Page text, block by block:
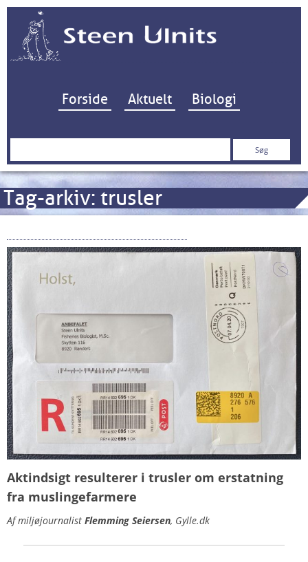
Hop til indhold
Forside Aktuelt Biologi
Søg
Tag-arkiv: trusler
Aktindsigt resulterer i trusler om erstatning
fra muslingefarmere
Af miljøjournalist Flemming Seiersen, Gylle.dk